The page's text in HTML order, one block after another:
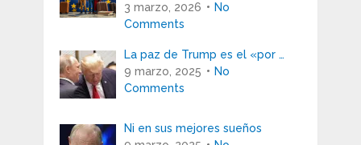
3 marzo, 2026
No
Comments
La paz de Trump es el «por …
9 marzo, 2025
No
Comments
Ni en sus mejores sueños